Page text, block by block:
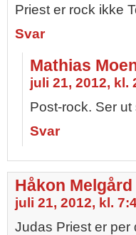
Priest er rock ikke
Svar
Mathias
juli 21, 2012, kl.
Post-rock. Ser
Svar
Håkon Melgård
juli 21, 2012, kl.
Judas Priest er per